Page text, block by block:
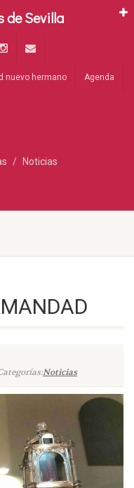
nuevo hermano Agenda
Noticias
Noticias
de Sevilla